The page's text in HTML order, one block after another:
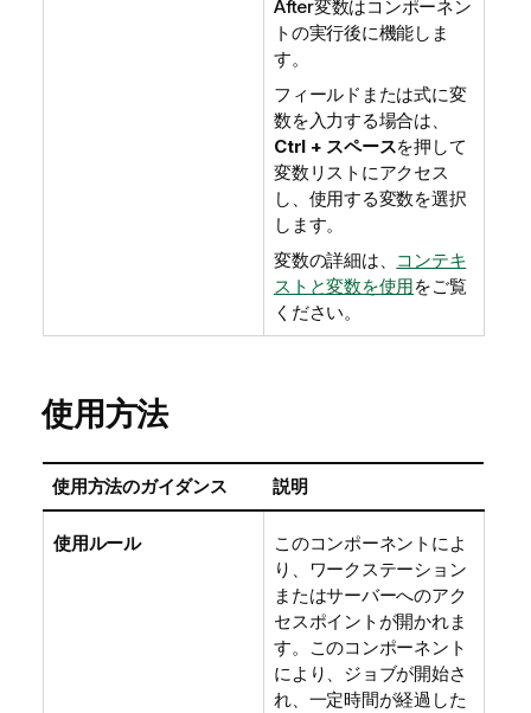
After変数はコンポーネン
トの実行後に機能しま
す。
フィールドまたは式に変
数を入力する場合は、
Ctrl + スペースを押して
変数リストにアクセス
し、使用する変数を選択
します。
変数の詳細は、 コンテキ
ストと変数を使用をご覧
ください。
使用方法
使用方法のガイダンス 説明
使用ルール
このコンポーネントによ
り、ワークステーション
またはサーバーへのアク
セスポイントが開かれま
す。このコンポーネント
により、ジョブが開始さ
れ、一定時間が経過した